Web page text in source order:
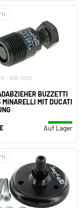
WB-5219
BUZZETTI
MINARELLI MIT DUCATI
Auf Lager